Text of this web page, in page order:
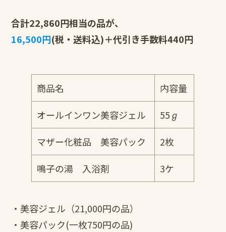
合計22,860円相当の品が、
16,500円(税・送料込)＋代引き手数料440円
商品名 内容量
オールインワン美容ジェル 55ℊ
マザー化粧品 美容パック 2枚
鳴子の湯 入浴剤 3ケ
・美容ジェル（21,000円の品）
・美容パック(一枚750円の品)